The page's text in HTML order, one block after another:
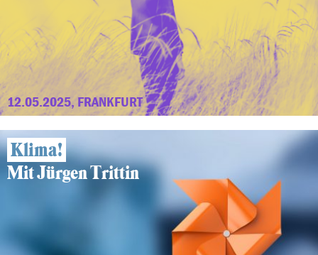
12.05.2025, FRANKFURT
Klima!
Mit Jürgen Trittin